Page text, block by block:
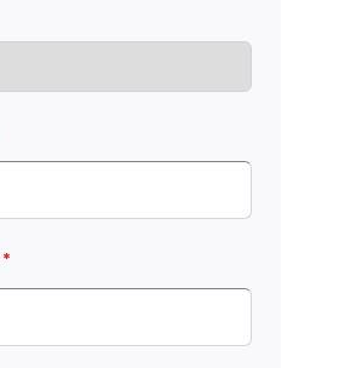
*